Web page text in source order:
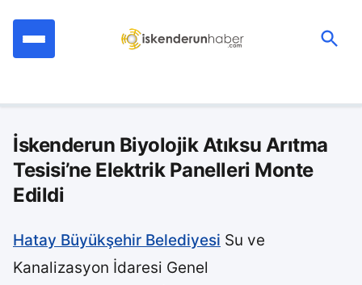
İskenderun Biyolojik Atıksu Arıtma
Tesisi’ne Elektrik Panelleri Monte
Edildi
Hatay Büyükşehir Belediyesi Su ve
Kanalizasyon İdaresi Genel